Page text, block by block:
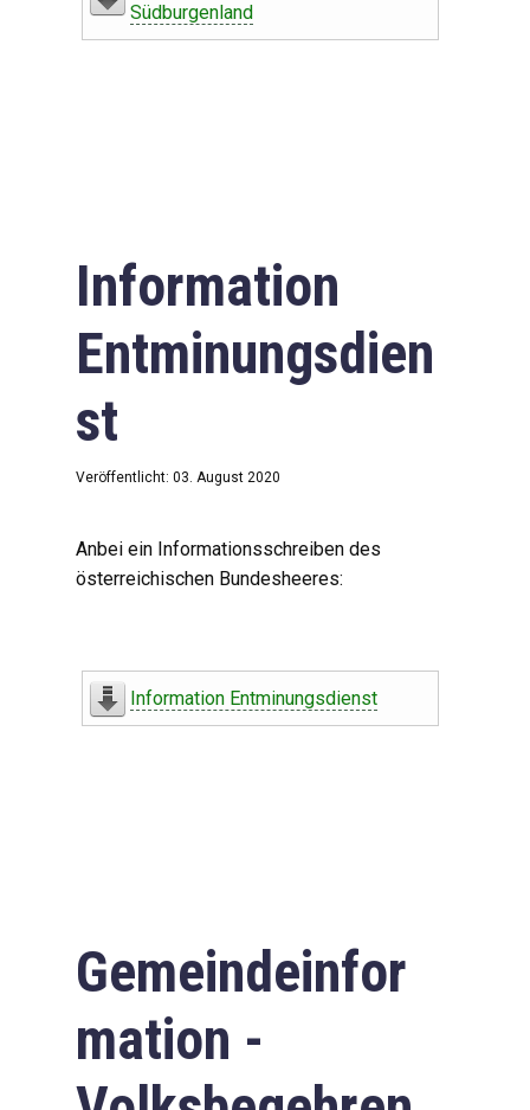
Südburgenland
Information
Entminungsdien
st
Veröffentlicht: 03. August 2020
Anbei ein Informationsschreiben des
österreichischen Bundesheeres:
Information Entminungsdienst
Gemeindeinfor
mation -